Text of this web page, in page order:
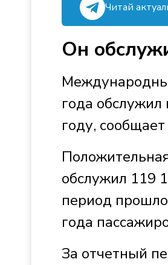
Читай
Он
года
году,
обслужил 119
период
года
За отчетный